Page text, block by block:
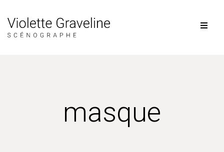
masque